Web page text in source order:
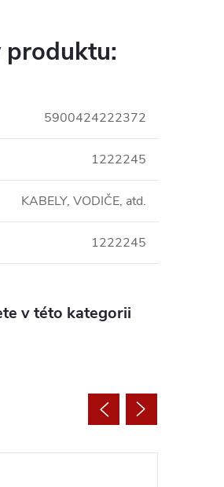
produktu:
5900424222372
1222245
KABELY, VODIČE, atd.
1222245
v této kategorii